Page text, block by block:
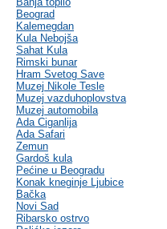
Beograd
Kalemegdan
Kula Nebojša
Sahat Kula
Rimski bunar
Hram Svetog Save
Muzej Nikole Tesle
Muzej vazduhoplovstva
Muzej automobila
Ada Ciganlija
Ada Safari
Zemun
Gardoš kula
Pećine u Beogradu
Konak kneginje Ljubice
Bačka
Novi Sad
Ribarsko ostrvo